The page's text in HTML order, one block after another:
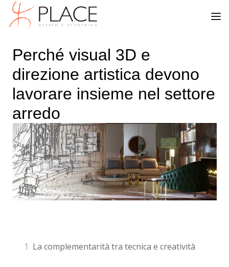
Perché visual 3D e
direzione artistica devono
lavorare insieme nel settore
arredo
La complementarità tra tecnica e creatività